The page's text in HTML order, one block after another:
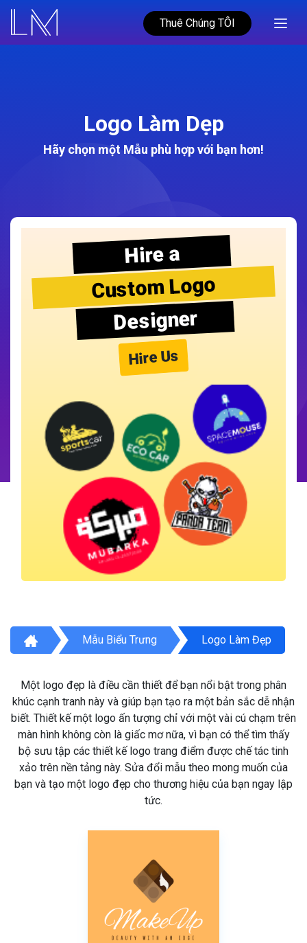
Thuê Chúng TÔI
Logo Làm Dẹp
Hãy chọn một Mẫu phù hợp với bạn hơn!
Hire a
Custom Logo
Designer
Hire Us
Mẫu Biểu Trưng Logo Làm Đẹp
Một logo đẹp là điều cần thiết để bạn nổi bật trong phân
khúc cạnh tranh này và giúp bạn tạo ra một bản sắc dễ nhận
biết. Thiết kế một logo ấn tượng chỉ với một vài cú chạm trên
màn hình không còn là giấc mơ nữa, vì bạn có thể tìm thấy
bộ sưu tập các thiết kế logo trang điểm được chế tác tinh
xảo trên nền tảng này. Sửa đổi mẫu theo mong muốn của
bạn và tạo một logo đẹp cho thương hiệu của bạn ngay lập
tức.